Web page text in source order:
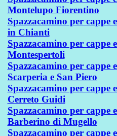
Montelupo Fiorentino
Spazzacamino per cappe
in Chianti
Spazzacamino per cappe
Montespertoli
Spazzacamino per cappe
Scarperia e San Piero
Spazzacamino per cappe
Cerreto Guidi
Spazzacamino per cappe
Barberino di Mugello
Spazzacamino per cappe